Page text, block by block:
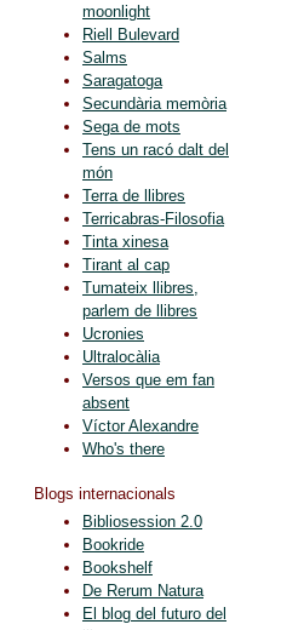
moonlight
Riell Bulevard
Salms
Saragatoga
Secundària memòria
Sega de mots
Tens un racó dalt del
món
Terra de llibres
Terricabras-Filosofia
Tinta xinesa
Tirant al cap
Tumateix llibres,
parlem de llibres
Ucronies
Ultralocàlia
Versos que em fan
absent
Víctor Alexandre
Who's there
Blogs internacionals
Bibliosession 2.0
Bookride
Bookshelf
De Rerum Natura
El blog del futuro del